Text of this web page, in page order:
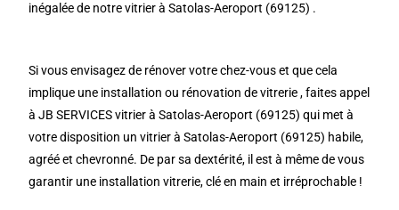
inégalée de notre vitrier à Satolas-Aeroport (69125) .
Si vous envisagez de rénover votre chez-vous et que cela
implique une installation ou rénovation de vitrerie , faites appel
à JB SERVICES vitrier à Satolas-Aeroport (69125) qui met à
votre disposition un vitrier à Satolas-Aeroport (69125) habile,
agréé et chevronné. De par sa dextérité, il est à même de vous
garantir une installation vitrerie, clé en main et irréprochable !